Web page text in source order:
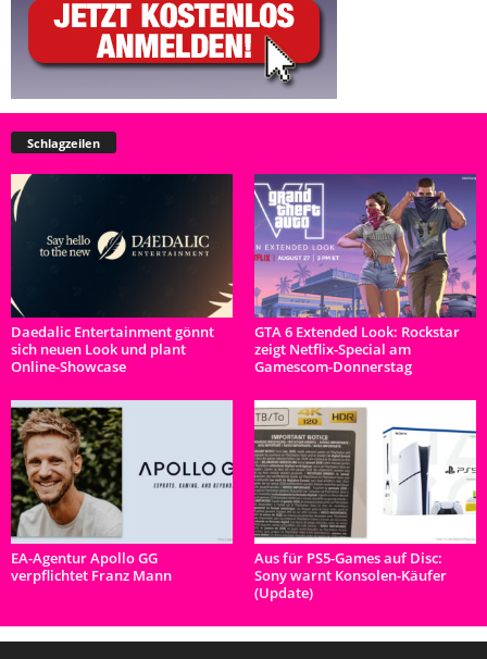
Schlagzeilen
Daedalic Entertainment gönnt
sich neuen Look und plant
Online-Showcase
GTA 6 Extended Look: Rockstar
zeigt Netflix-Special am
Gamescom-Donnerstag
EA-Agentur Apollo GG
verpflichtet Franz Mann
Aus für PS5-Games auf Disc:
Sony warnt Konsolen-Käufer
(Update)